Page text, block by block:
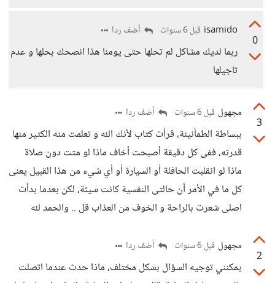
0
isamido قبل 6 سنوات أضف ردا
ربما لديك مشاكل لم تحلها حتى يومنا هذا انصحك بحلها و عدم
تاجيلها
3
مجهول قبل 6 سنوات أضف ردا
ببساطة الطمأنينة، قرأت كتاب لأنك الله و تعلمت منه الكثير منها
قدرته، ففى كل دقيقة أصبحت أخاف ماذا لو متت دون صلاة
ماذا لو انقلبت الحافلة أو السيارة أو أي شيء من هذا القبيل يعنى
كل ما في الأمر أن حالتى النفسية كانت سيئة، لكن بعدما بدأت
اصلى شعرت بالراحة و الخوف من العذاب قل .. والحمد لله
2
مجهول قبل 6 سنوات أضف ردا
يمكنني توجيه السؤال بشكل مختلف، ماذا حدث عندما اتصلت